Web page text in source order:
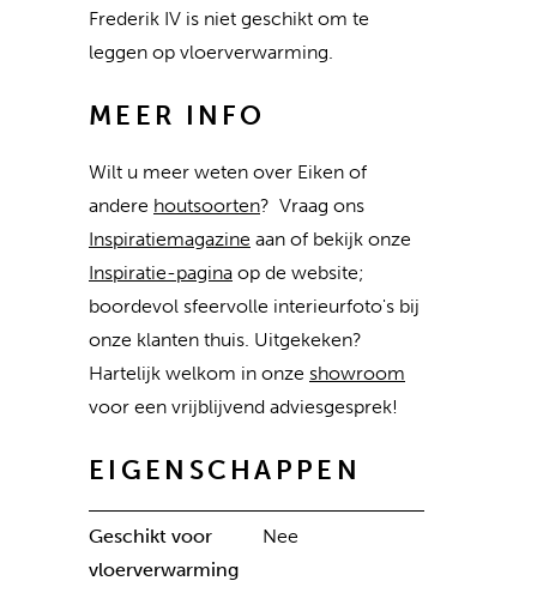
Frederik IV is niet geschikt om te
leggen op vloerverwarming.
MEER INFO
Wilt u meer weten over Eiken of
andere houtsoorten? Vraag ons
Inspiratiemagazine aan of bekijk onze
Inspiratie-pagina op de website;
boordevol sfeervolle interieurfoto's bij
onze klanten thuis. Uitgekeken?
Hartelijk welkom in onze showroom
voor een vrijblijvend adviesgesprek!
EIGENSCHAPPEN
Geschikt voor
vloerverwarming
Nee